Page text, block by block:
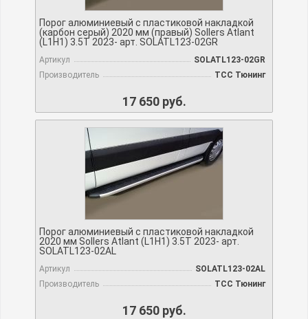
Порог алюминиевый с пластиковой накладкой
(карбон серый) 2020 мм (правый) Sollers Atlant
(L1H1) 3.5T 2023- арт. SOLATL123-02GR
Артикул
SOLATL123-02GR
Производитель
TCC Тюнинг
17 650 руб.
Порог алюминиевый с пластиковой накладкой
2020 мм Sollers Atlant (L1H1) 3.5T 2023- арт.
SOLATL123-02AL
Артикул
SOLATL123-02AL
Производитель
TCC Тюнинг
17 650 руб.